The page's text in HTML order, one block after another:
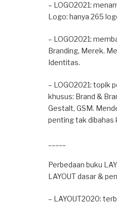
– LOGO2021:
Logo: hanya 265
– LOGO2021:
Branding, Merek.
Identitas.
– LOGO2021: topik
khusus: Brand &
Gestalt, GSM.
penting tak dibahas
Perbedaan buku
LAYOUT dasar &
– LAYOUT2020: